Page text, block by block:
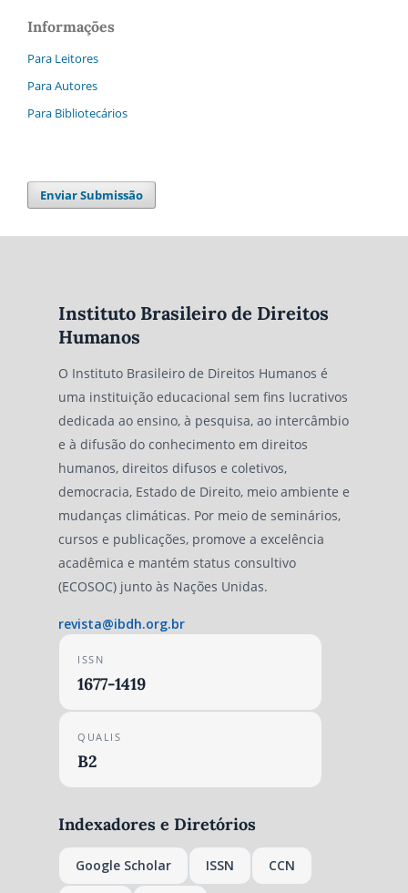
Informações
Para Leitores
Para Autores
Para Bibliotecários
Enviar Submissão
Instituto Brasileiro de Direitos
Humanos
O Instituto Brasileiro de Direitos Humanos é
uma instituição educacional sem fins lucrativos
dedicada ao ensino, à pesquisa, ao intercâmbio
e à difusão do conhecimento em direitos
humanos, direitos difusos e coletivos,
democracia, Estado de Direito, meio ambiente e
mudanças climáticas. Por meio de seminários,
cursos e publicações, promove a excelência
acadêmica e mantém status consultivo
(ECOSOC) junto às Nações Unidas.
revista@ibdh.org.br
ISSN
1677-1419
QUALIS
B2
Indexadores e Diretórios
Google Scholar ISSN CCN